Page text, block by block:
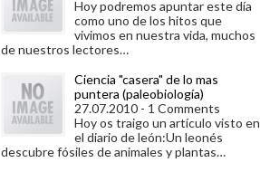
Hoy podremos apuntar este día
como uno de los hitos que
vivimos en nuestra vida, muchos
de nuestros lectores…
Ciencia "casera" de lo mas
puntera (paleobiología)
27.07.2010 - 1 Comments
Hoy os traigo un artículo visto en
el diario de león:Un leonés
descubre fósiles de animales y plantas…